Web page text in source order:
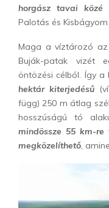
horgász tavai közé
Palotás és
Maga a víztározó
Buják-patak vizét
öntözési célból. Így
hektár kiterjedésű
függ) 250 m átlag
hosszúságú tó
mindössze 55 km-
megközelíthető,